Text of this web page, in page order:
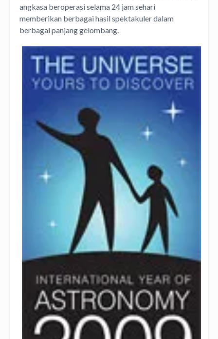
angkasa beroperasi selama 24 jam sehari
memberikan berbagai hasil spektakuler dalam
berbagai panjang gelombang.